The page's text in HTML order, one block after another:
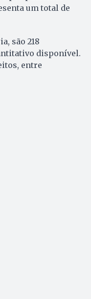
um total de
são 218
disponível.
entre